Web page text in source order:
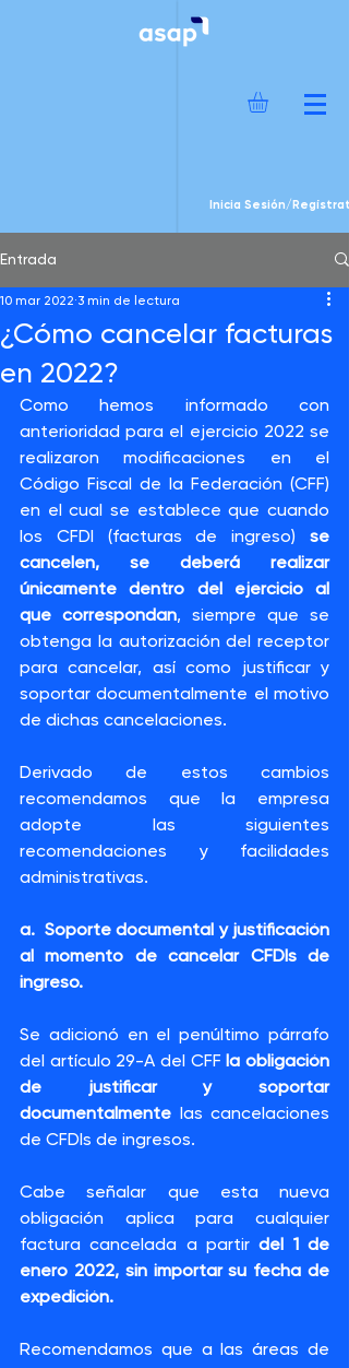
Inicia Sesión/
Entrada
¿Cómo cancelar facturas
en 2022?
10 mar 2022 3 min de lectura
Como hemos informado con
anterioridad para el ejercicio 2022 se
realizaron modificaciones en el
Código Fiscal de la Federación (CFF)
en el cual se establece que cuando
los CFDI (facturas de ingreso) se
cancelen, se deberá realizar
únicamente dentro del ejercicio al
que correspondan, siempre que se
obtenga la autorización del receptor
para cancelar, así como justificar y
soportar documentalmente el motivo
de dichas cancelaciones.
Derivado de estos cambios
recomendamos que la empresa
adopte las siguientes
recomendaciones y facilidades
administrativas.
a.  Soporte documental y justificación
al momento de cancelar CFDIs de
ingreso.
Se adicionó en el penúltimo párrafo
del artículo 29-A del CFF la obligación
de justificar y soportar
documentalmente las cancelaciones
de CFDIs de ingresos.
Cabe señalar que esta nueva
obligación aplica para cualquier
factura cancelada a partir del 1 de
enero 2022, sin importar su fecha de
expedición.
Recomendamos que a las áreas de